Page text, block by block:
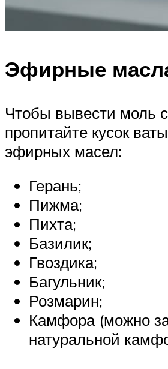
Эфирные
Чтобы вывести моль
пропитайте кусок
эфирных масел:
Герань;
Пижма;
Пихта;
Базилик;
Гвоздика;
Багульник;
Розмарин;
Камфора (можно
натуральной